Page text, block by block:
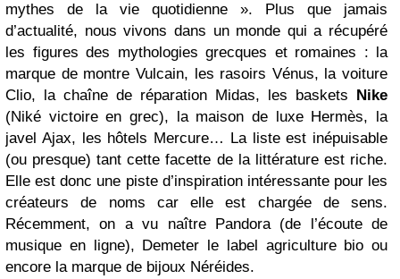
mythes de la vie quotidienne ». Plus que jamais
d’actualité, nous vivons dans un monde qui a récupéré
les figures des mythologies grecques et romaines : la
marque de montre Vulcain, les rasoirs Vénus, la voiture
Clio, la chaîne de réparation Midas, les baskets Nike
(Niké victoire en grec), la maison de luxe Hermès, la
javel Ajax, les hôtels Mercure… La liste est inépuisable
(ou presque) tant cette facette de la littérature est riche.
Elle est donc une piste d’inspiration intéressante pour les
créateurs de noms car elle est chargée de sens.
Récemment, on a vu naître Pandora (de l’écoute de
musique en ligne), Demeter le label agriculture bio ou
encore la marque de bijoux Néréides.